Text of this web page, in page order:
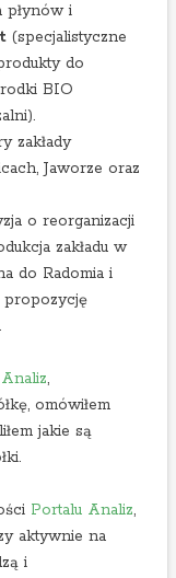
płynów i
(specjalistyczne
do
BIO
zakłady
Jaworze oraz
o reorganizacji
zakładu w
do Radomia i
propozycję
,
omówiłem
jakie są
Portalu Analiz,
aktywnie na
i